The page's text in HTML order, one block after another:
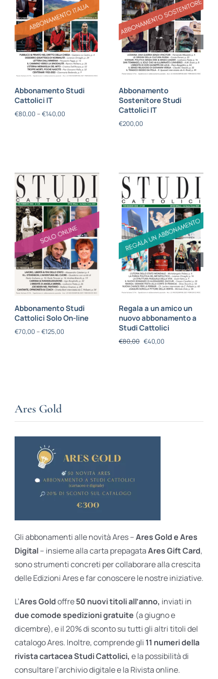
Abbonamento Studi
Cattolici IT
€80,00 – €140,00
Abbonamento
Sostenitore Studi
Cattolici IT
€200,00
Abbonamento Studi
Cattolici Solo On-line
€70,00 – €125,00
Regala a un amico un
nuovo abbonamento a
Studi Cattolici
€80,00 €40,00
Ares Gold
Gli abbonamenti alle novità Ares –Ares Gold e Ares
Digital– insieme alla carta prepagataAres Gift Card,
sono strumenti concreti per collaborare alla crescita
delle Edizioni Ares e far conoscere le nostre iniziative.
L’Ares Goldoffre50 nuovi titoli all’anno, inviati in
due comode spedizioni gratuite (a giugno e
dicembre), e il 20% di sconto su tutti gli altri titoli del
catalogo Ares. Inoltre, comprende gli 11 numeri della
rivista cartacea Studi Cattolici, e la possibilità di
consultare l’archivio digitale e la Rivista online.